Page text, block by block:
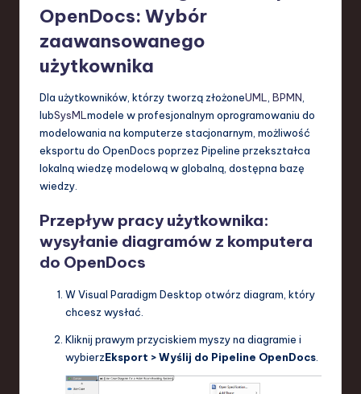
OpenDocs: Wybór
zaawansowanego
użytkownika
Dla użytkowników, którzy tworzą złożoneUML BPMN
lubSysML modele w profesjonalnym oprogramowaniu do
modelowania na komputerze stacjonarnym, możliwość
eksportu do OpenDocs poprzez Pipeline przekształca
lokalną wiedzę modelową w globalną, dostępna bazę
wiedzy.
Przepływ pracy użytkownika:
wysyłanie diagramów z komputera
do OpenDocs
W Visual Paradigm Desktop otwórz diagram, który
chcesz wysłać.
Kliknij prawym przyciskiem myszy na diagramie i
wybierzEksport > Wyślij do Pipeline OpenDocs